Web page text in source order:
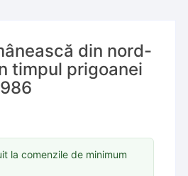
din nord-
timpul prigoanei
la comenzile de minimum